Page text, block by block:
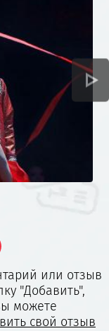
работу
купить
билеты
«Модерн»!
или отзыв
"Добавить",
можете
свой отзыв